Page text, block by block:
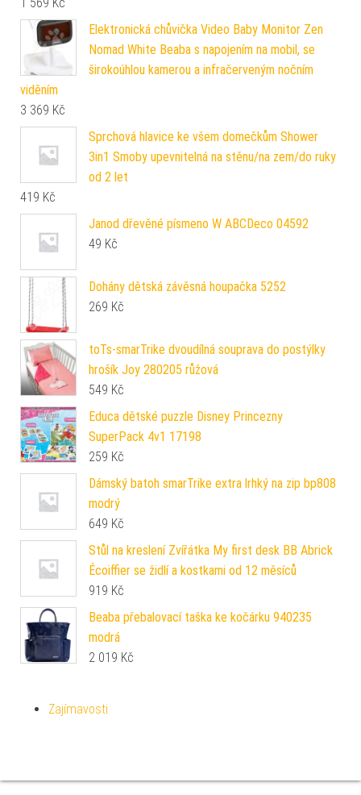
Elektronická chůvička Video Baby Monitor Zen
Nomad White Beaba s napojením na mobil, se
širokoúhlou kamerou a infračerveným nočním
viděním
3 369 Kč
Sprchová hlavice ke všem domečkům Shower
3in1 Smoby upevnitelná na stěnu/na zem/do ruky
od 2 let
419 Kč
Janod dřevěné písmeno W ABCDeco 04592
49 Kč
Dohány dětská závěsná houpačka 5252
269 Kč
toTs-smarTrike dvoudílná souprava do postýlky
hrošík Joy 280205 růžová
549 Kč
Educa dětské puzzle Disney Princezny
SuperPack 4v1 17198
259 Kč
Dámský batoh smarTrike extra lrhký na zip bp808
modrý
649 Kč
Stůl na kreslení Zvířátka My first desk BB Abrick
Écoiffier se židlí a kostkami od 12 měsíců
919 Kč
Beaba přebalovací taška ke kočárku 940235
modrá
2 019 Kč
Zajímavosti